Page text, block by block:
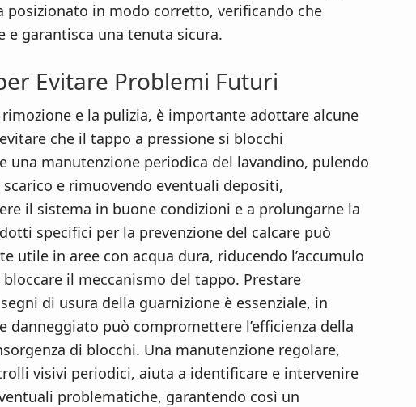
posizionato in modo corretto, verificando che
e garantisca una tenuta sicura.
Evitare Problemi Futuri
e la pulizia, è importante adottare alcune
che il tappo a pressione si blocchi
una manutenzione periodica del lavandino, pulendo
e rimuovendo eventuali depositi,
il sistema in buone condizioni e a prolungarne la
specifici per la prevenzione del calcare può
utile in aree con acqua dura, riducendo l’accumulo
il meccanismo del tappo. Prestare
di usura della guarnizione è essenziale, in
danneggiato può compromettere l’efficienza della
di blocchi. Una manutenzione regolare,
visivi periodici, aiuta a identificare e intervenire
problematiche, garantendo così un